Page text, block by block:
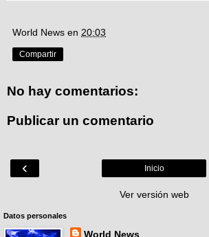
World News en 20:03
Compartir
No hay comentarios:
Publicar un comentario
‹ Inicio
Ver versión web
Datos personales
World News